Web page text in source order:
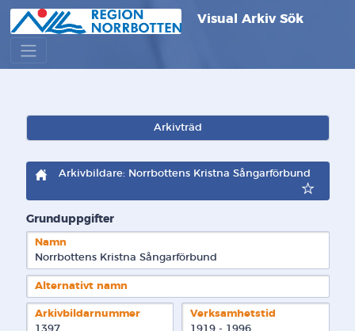
Visual Arkiv Sök
Arkivträd
Arkivbildare: Norrbottens Kristna Sångarförbund
Grunduppgifter
Namn
Norrbottens Kristna Sångarförbund
Alternativt namn
Arkivbildarnummer
1397
Verksamhetstid
1919 - 1996